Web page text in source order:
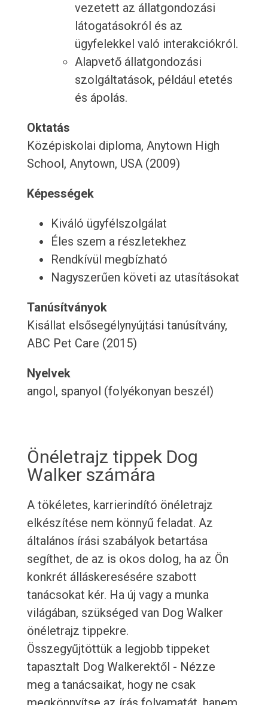
vezetett az állatgondozási
látogatásokról és az
ügyfelekkel való interakciókról.
Alapvető állatgondozási
szolgáltatások, például etetés
és ápolás.
Oktatás
Középiskolai diploma, Anytown High
School, Anytown, USA (2009)
Képességek
Kiváló ügyfélszolgálat
Éles szem a részletekhez
Rendkívül megbízható
Nagyszerűen követi az utasításokat
Tanúsítványok
Kisállat elsősegélynyújtási tanúsítvány,
ABC Pet Care (2015)
Nyelvek
angol, spanyol (folyékonyan beszél)
Önéletrajz tippek Dog
Walker számára
A tökéletes, karrierindító önéletrajz
elkészítése nem könnyű feladat. Az
általános írási szabályok betartása
segíthet, de az is okos dolog, ha az Ön
konkrét álláskeresésére szabott
tanácsokat kér. Ha új vagy a munka
világában, szükséged van Dog Walker
önéletrajz tippekre.
Összegyűjtöttük a legjobb tippeket
tapasztalt Dog Walkerektől - Nézze
meg a tanácsaikat, hogy ne csak